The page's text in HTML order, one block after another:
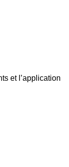
et l’application